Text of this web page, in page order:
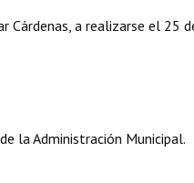
Cárdenas, a realizarse el 25
la Administración Municipal.